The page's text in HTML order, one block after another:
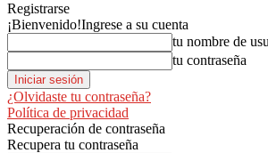
Registrarse
¡Bienvenido!Ingrese a su cuenta
tu nombre de
tu contraseña
¿Olvidaste tu contraseña?
Política de privacidad
Recuperación de contraseña
Recupera tu contraseña